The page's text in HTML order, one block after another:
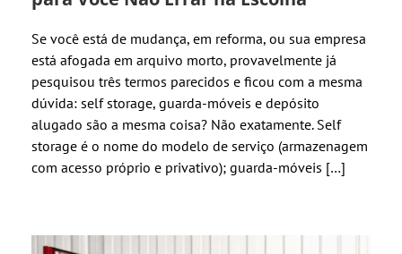
Se você está de mudança, em reforma, ou sua empresa
está afogada em arquivo morto, provavelmente já
pesquisou três termos parecidos e ficou com a mesma
dúvida: self storage, guarda-móveis e depósito
alugado são a mesma coisa? Não exatamente. Self
storage é o nome do modelo de serviço (armazenagem
com acesso próprio e privativo); guarda-móveis […]